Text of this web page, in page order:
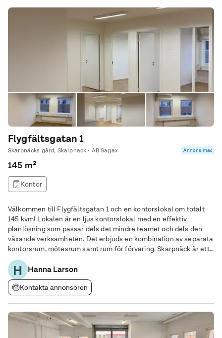
Flygfältsgatan 1
Skarpnäcks gård, Skarpnäck • AB Sagax Annons max
145 m²
Kontor
Välkommen till Flygfältsgatan 1 och en kontorslokal om totalt
145 kvm! Lokalen är en ljus kontorslokal med en effektiv
planlösning som passar dels det mindre teamet och dels den
växande verksamheten. Det erbjuds en kombination av separata
kontorsrum, mötesrum samt rum för förvaring. Skarpnäck är ett
trivsamt område med närhet till service, lunchrestauranger och
utmärkta kommunikationer via
H Hanna Larson
Kontakta annonsören